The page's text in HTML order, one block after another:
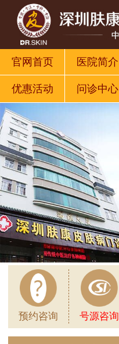
官网首页 医院简介
优惠活动 问诊中心
预约咨询 号源咨询